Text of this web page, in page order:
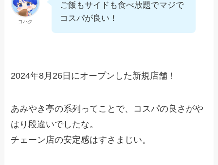
コハク
ご飯もサイドも食べ放題でマジで
コスパが良い！
2024年8月26日にオープンした新規店舗！
あみやき亭の系列ってことで、コスパの良さがや
はり段違いでしたな。
チェーン店の安定感はすさまじい。